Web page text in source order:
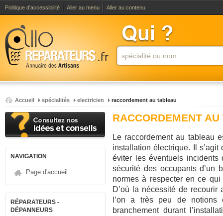
Politique d'accessibilité Aller au menu Aller au contenu
Accueil spécialités electricien raccordement au tableau
NAVIGATION
Page d'accueil
RÉPARATEURS -
DÉPANNEURS
RACCORDEMENT
Le raccordement au tableau
installation électrique. Il
éviter les éventuels incidents
sécurité des occupants d’un
normes à respecter en ce
D’où la nécessité de recourir
l’on a très peu de notions
branchement durant